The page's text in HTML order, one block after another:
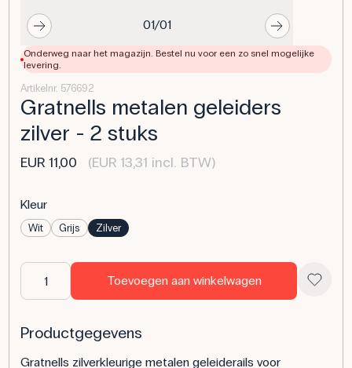
01/01
Onderweg naar het magazijn. Bestel nu voor een zo snel mogelijke
levering.
Artikelnr. 576692
Gratnells metalen geleiders
zilver - 2 stuks
EUR 11,00 (EUR 13,31 incl. BTW)
Kleur
Wit Grijs Zilver
Toevoegen aan winkelwagen
Productgegevens
Gratnells zilverkleurige metalen geleiderails voor